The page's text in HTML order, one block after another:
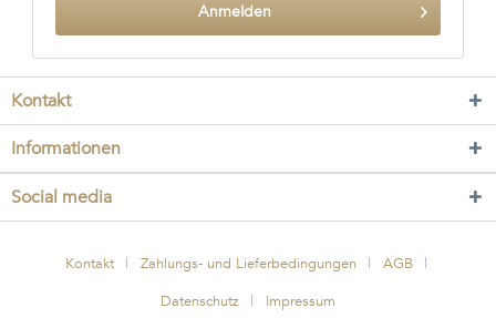
Anmelden
Kontakt
Informationen
Social media
Kontakt Zahlungs- und Lieferbedingungen
AGB
Datenschutz
Impressum